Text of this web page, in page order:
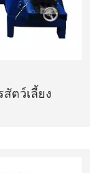
ตว์เลี้ยง